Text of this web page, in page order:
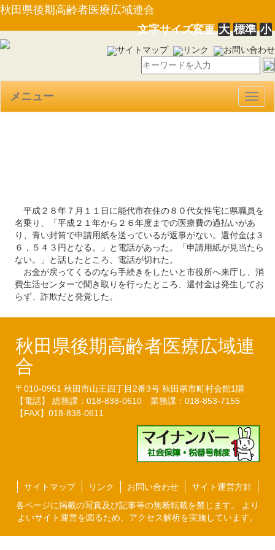
秋田県後期高齢者医療広域連合
文字サイズ変更大 標準 小
サイトマップ リンク お問い合わせ
メニュー
平成２８年７月１１日に能代市在住の８０代女性宅に県職員を
名乗り、「平成２１年から２６年度までの医療費の過払いがあ
り、青い封筒で申請用紙を送っているが返事がない。還付金は３
６，５４３円となる。」と電話があった。「申請用紙が見当たら
ない。」と話したところ、電話が切れた。
お金が戻ってくるのなら手続きをしたいと市役所へ来庁し、消
費生活センターで聞き取りを行ったところ、還付金は発生してお
らず、詐欺だと発覚した。
秋田県後期高齢者医療広域連
合
〒010-0951 秋田市山王四丁目2番3号 秋田県市町村会館1階
【電話】 総務課：018-838-0610 業務課：018-853-7155
【FAX】018-838-0611
サイトマップ リンク お問い合わせ
サイト運営方針
各ページに掲載の写真及び記事等の無断転載を禁じます。 より
よいサイト運営を図るため、アクセス解析を実施しています。